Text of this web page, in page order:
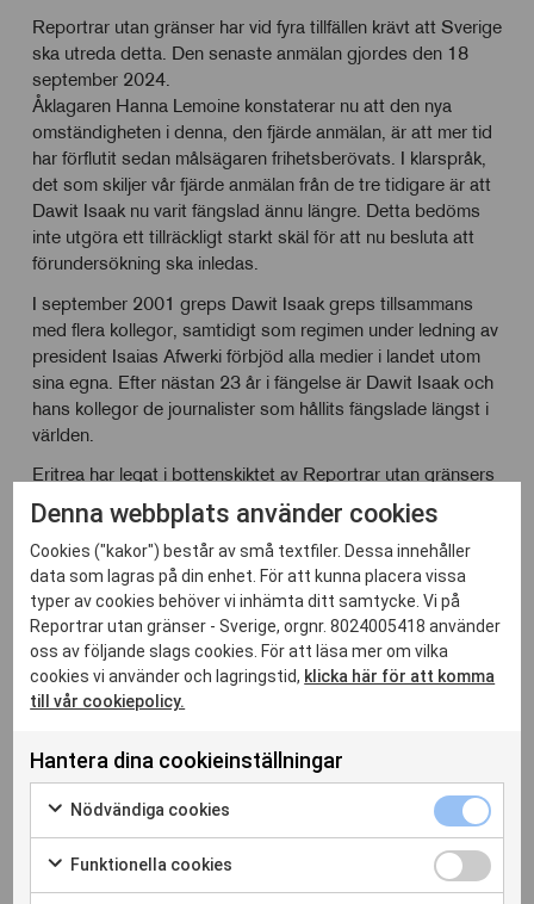
Reportrar utan gränser har vid fyra tillfällen krävt att Sverige
ska utreda detta. Den senaste anmälan gjordes den 18
september 2024.
Åklagaren Hanna Lemoine konstaterar nu att den nya
omständigheten i denna, den fjärde anmälan, är att mer tid
har förflutit sedan målsägaren frihetsberövats. I klarspråk,
det som skiljer vår fjärde anmälan från de tre tidigare är att
Dawit Isaak nu varit fängslad ännu längre. Detta bedöms
inte utgöra ett tillräckligt starkt skäl för att nu besluta att
förundersökning ska inledas.
I september 2001 greps Dawit Isaak greps tillsammans
med flera kollegor, samtidigt som regimen under ledning av
president Isaias Afwerki förbjöd alla medier i landet utom
sina egna. Efter nästan 23 år i fängelse är Dawit Isaak och
hans kollegor de journalister som hållits fängslade längst i
världen.
Eritrea har legat i bottenskiktet av Reportrar utan gränsers
pressfrihetsindex
sedan första gången det publicerades,
år 2002. I årets index hamnade Eritrea på allra sista plats
av 180 länder.
Foto: Kalle Ahlsén
Relaterade inlägg
Denna webbplats använder cookies
Cookies ("kakor") består av små textfiler. Dessa innehåller
data som lagras på din enhet. För att kunna placera vissa
typer av cookies behöver vi inhämta ditt samtycke. Vi på
Reportrar utan gränser - Sverige, orgnr. 8024005418 använder
oss av följande slags cookies. För att läsa mer om vilka
cookies vi använder och lagringstid, klicka här för att komma
till vår cookiepolicy.
Hantera dina cookieinställningar
Nödvändiga cookies
Markera
för
cookies
Funktionella cookies
Markera
cookies